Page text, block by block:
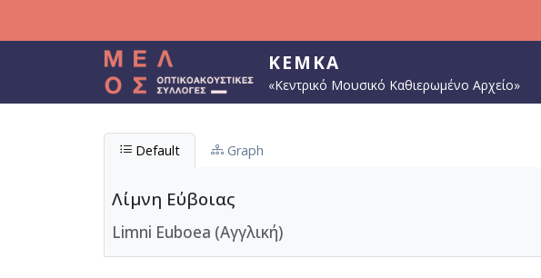
ΚΕΜΚΑ
«Κεντρικό Μουσικό Καθιερωμένο Αρχείο»
Default Graph
Λίμνη Εύβοιας
Limni Euboea (Αγγλική)